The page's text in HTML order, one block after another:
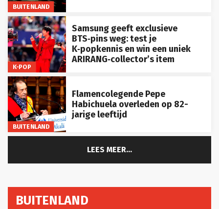
BUITENLAND
K-POP
Samsung geeft exclusieve
BTS‑pins weg: test je
K‑popkennis en win een uniek
ARIRANG‑collector’s item
BUITENLAND
Flamencolegende Pepe
Habichuela overleden op 82-
jarige leeftijd
LEES MEER...
BUITENLAND